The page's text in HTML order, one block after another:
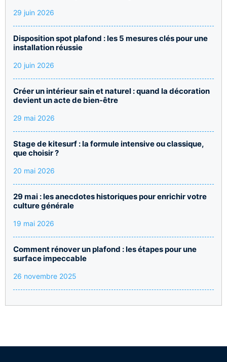
29 juin 2026
Disposition spot plafond : les 5 mesures clés pour une
installation réussie
20 juin 2026
Créer un intérieur sain et naturel : quand la décoration
devient un acte de bien-être
29 mai 2026
Stage de kitesurf : la formule intensive ou classique,
que choisir ?
20 mai 2026
29 mai : les anecdotes historiques pour enrichir votre
culture générale
19 mai 2026
Comment rénover un plafond : les étapes pour une
surface impeccable
26 novembre 2025